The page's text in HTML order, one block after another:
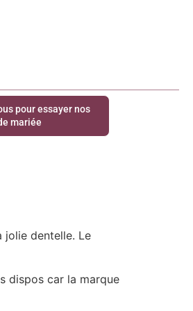
pour essayer nos
mariée
jolie dentelle. Le
dispos car la marque